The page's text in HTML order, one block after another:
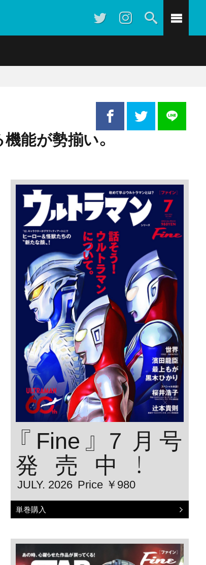
能が勢揃い。
『Fine』７月号
発売中！
JULY. 2026 Price ￥980
単巻購入